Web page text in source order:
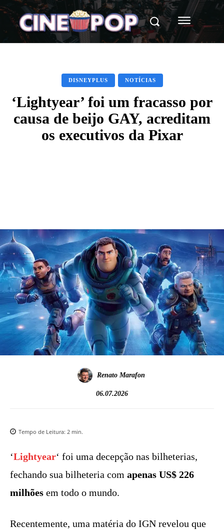
DISNEYPLUS NOTÍCIAS
‘Lightyear’ foi um fracasso por
causa de beijo GAY, acreditam
os executivos da Pixar
Renato Marafon
06.07.2026
Tempo de Leitura: 2 min.
‘Lightyear‘ foi uma decepção nas bilheterias,
fechando sua bilheteria com apenas US$ 226
milhões em todo o mundo.
Recentemente, uma matéria do IGN revelou que